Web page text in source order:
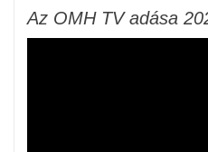
Az OMH TV adása